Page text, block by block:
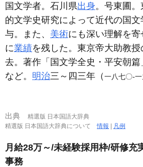
国文学者。石川県出身。号東圃
的文学史研究によって近代の国
与。また、 美術にも深い理解を
に業績を残した。東京帝大助教
去。著作「国文学全史・平安朝篇
など。 明治三～四三年（一八七〇‐
出典
精選版 日本国語大辞典
精選版 日本国語大辞典について情報 | 凡例
月給28万～/未経験採用枠/研修充
事務